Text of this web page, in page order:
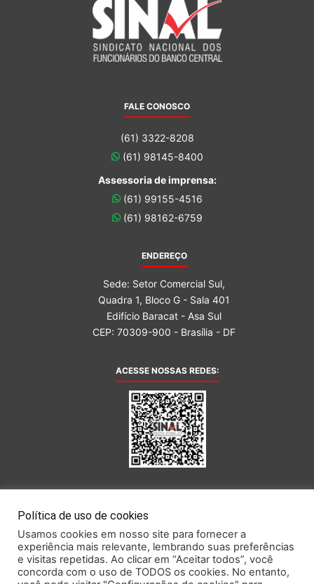
FALE CONOSCO
(61) 3322-8208
(61) 98145-8400
Assessoria de imprensa:
(61) 99155-4516
(61) 98162-6759
ENDEREÇO
Sede: Setor Comercial Sul,
Quadra 1, Bloco G - Sala 401
Edifício Baracat - Asa Sul
CEP: 70309-900 - Brasília - DF
ACESSE NOSSAS REDES:
Política de uso de cookies
Usamos cookies em nosso site para fornecer a
experiência mais relevante, lembrando suas preferências
e visitas repetidas. Ao clicar em “Aceitar todos”, você
concorda com o uso de TODOS os cookies. No entanto,